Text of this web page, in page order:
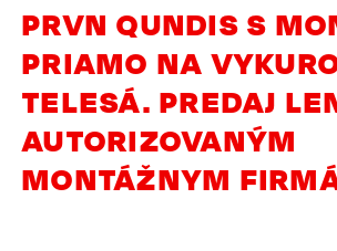
PRVN QUNDIS S
PRIAMO NA
TELESÁ. PREDAJ
AUTORIZOVANÝM
MONTÁŽNYM